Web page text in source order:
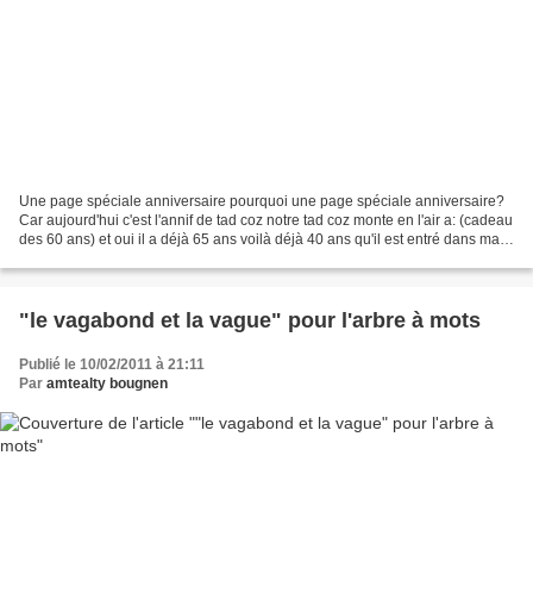
Une page spéciale anniversaire pourquoi une page spéciale anniversaire?
Car aujourd'hui c'est l'annif de tad coz notre tad coz monte en l'air a: (cadeau
des 60 ans) et oui il a déjà 65 ans voilà déjà 40 ans qu'il est entré dans ma
"le vagabond et la vague" pour l'arbre à mots
Publié le 10/02/2011 à 21:11
Par amtealty bougnen